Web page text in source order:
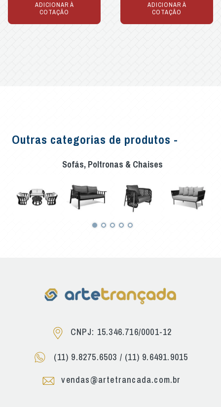
ADICIONAR À
COTAÇÃO
ADICIONAR À
COTAÇÃO
Outras categorias de produtos -
Sofás, Poltronas & Chaises
CNPJ: 15.346.716/0001-12
(11) 9.8275.6503 / (11) 9.6491.9015
vendas@artetrancada.com.br